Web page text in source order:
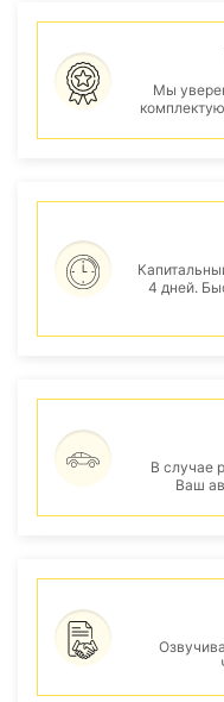
Мы
4 дней.
В случае
Ваш